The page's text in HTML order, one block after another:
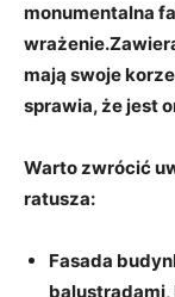
monumentalna
⁣mają ‌swoje
sprawia, ‌że ‌jest
Warto zwrócić
ratusza:
Fasada
balustradami,